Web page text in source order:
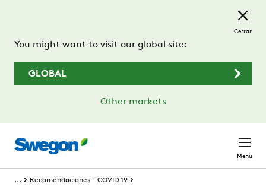
You might want to visit our global site:
GLOBAL
Other markets
Cerrar
Menú
...
Recomendaciones - COVID 19